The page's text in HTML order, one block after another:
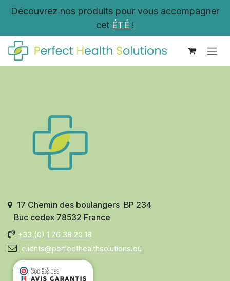
Se rendre au contenu
Découvrez nos produits pour vous accompagner
cet ÉTÉ !
17 Chemin des boulangers BP 234
Buc cedex 78532 France
+33 (0) 1 76 38 20 18
clients@perfecthealthsolutions.eu